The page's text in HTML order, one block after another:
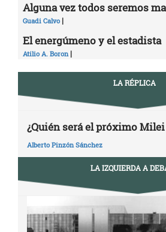
Alguna vez todos seremos
Guadi Calvo |
El energúmeno y el estadista
Atilio A. Boron|
LA RÉPLICA
¿Quién será el próximo
Alberto Pinzón Sánchez
LA IZQUIERDA A